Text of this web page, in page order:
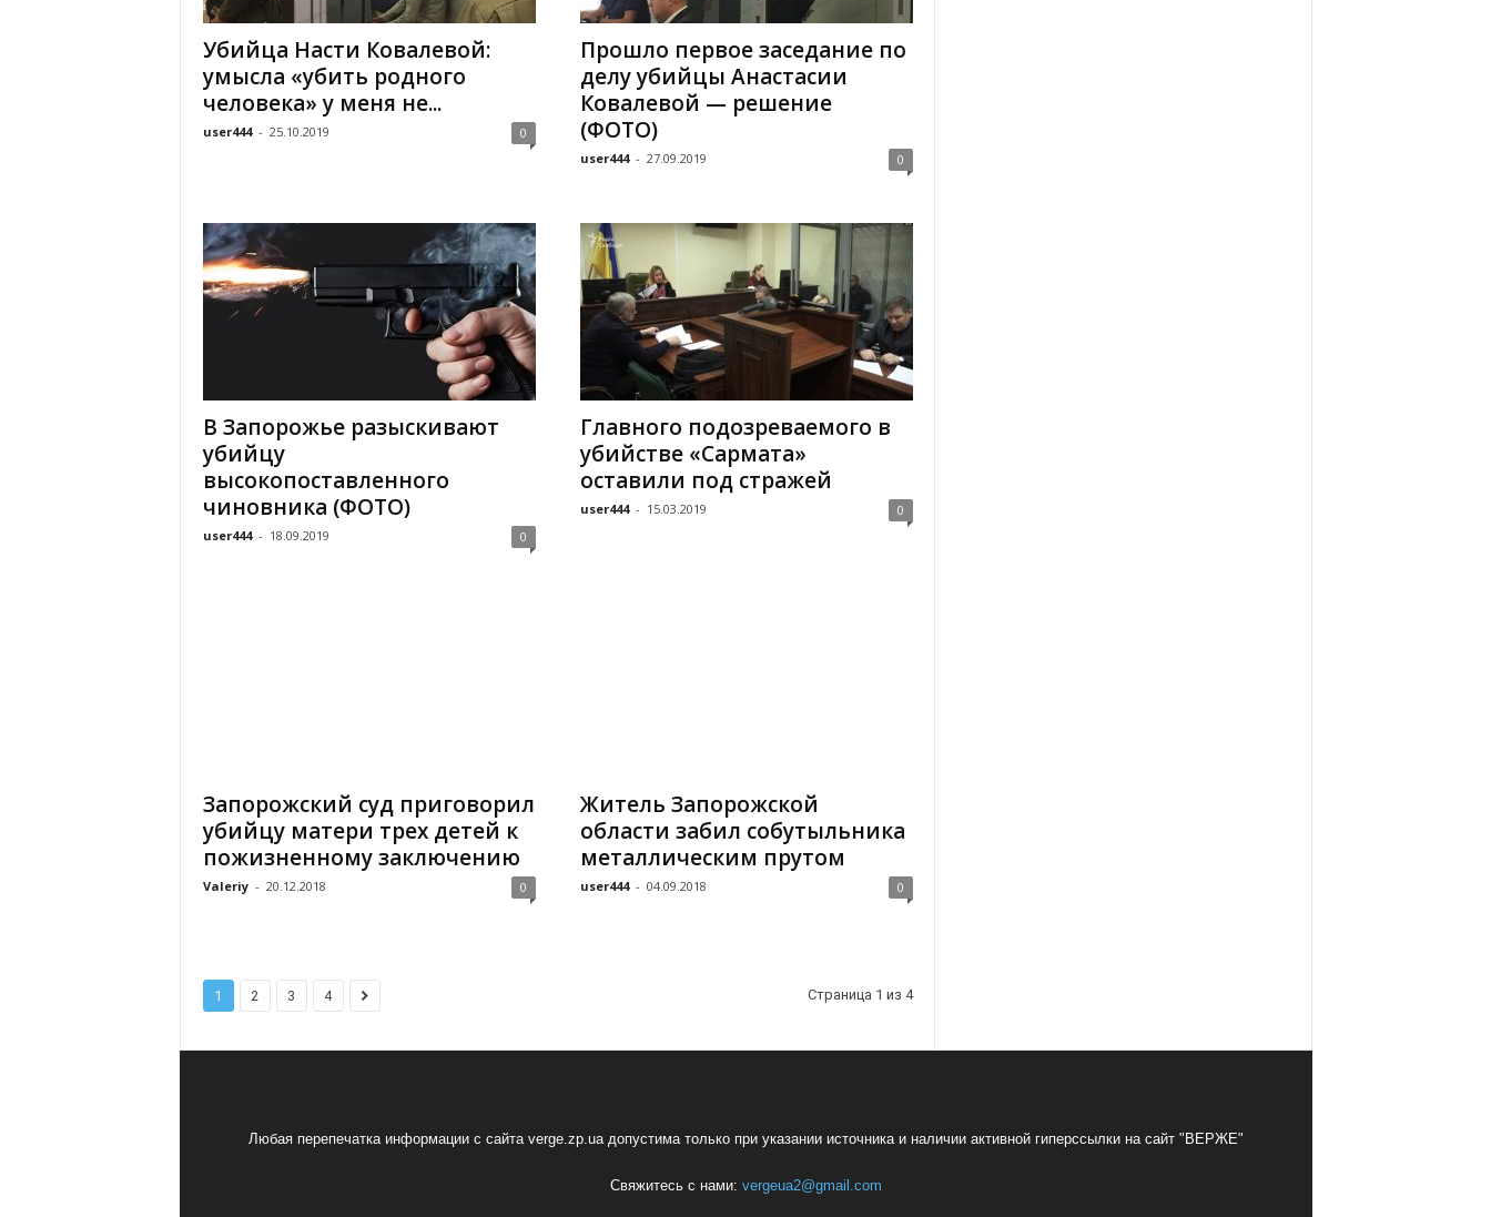
Убийца Насти Ковалевой:
умысла «убить родного
человека» у меня не...
user444 - 25.10.2019 0
Прошло первое заседание по
делу убийцы Анастасии
Ковалевой — решение
(ФОТО)
user444 - 27.09.2019 0
В Запорожье разыскивают
убийцу
высокопоставленного
чиновника (ФОТО)
user444 - 18.09.2019 0
Главного подозреваемого в
убийстве «Сармата»
оставили под стражей
user444 - 15.03.2019 0
Запорожский суд приговорил
убийцу матери трех детей к
пожизненному заключению
Valeriy - 20.12.2018 0
Житель Запорожской
области забил собутыльника
металлическим прутом
user444 - 04.09.2018 0
1 2 3 4 Страница 1 из 4
Любая перепечатка информации с сайта verge.zp.ua допустима только при указании источника и наличии активной гиперссылки на сайт "ВЕРЖЕ"
Свяжитесь с нами: vergeua2@gmail.com